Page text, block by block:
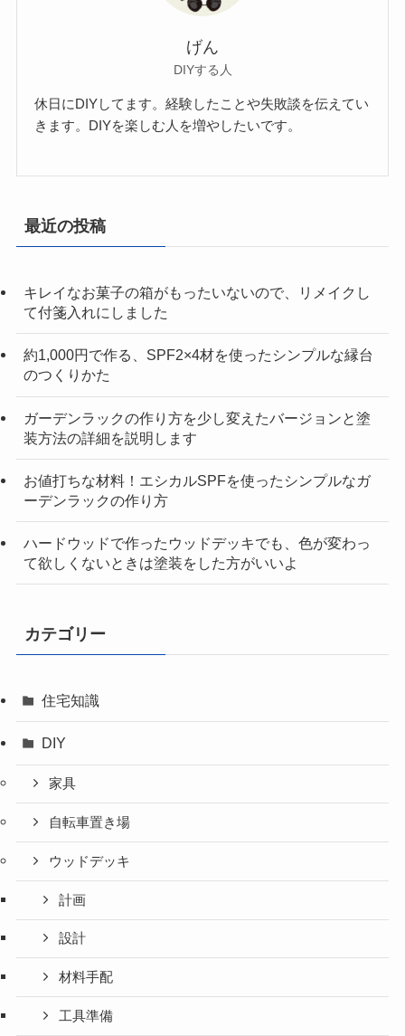
げん
DIYする人
休日にDIYしてます。経験したことや失敗談を伝えてい
きます。DIYを楽しむ人を増やしたいです。
最近の投稿
キレイなお菓子の箱がもったいないので、リメイクし
て付箋入れにしました
約1,000円で作る、SPF2×4材を使ったシンプルな縁台
のつくりかた
ガーデンラックの作り方を少し変えたバージョンと塗
装方法の詳細を説明します
お値打ちな材料！エシカルSPFを使ったシンプルなガ
ーデンラックの作り方
ハードウッドで作ったウッドデッキでも、色が変わっ
て欲しくないときは塗装をした方がいいよ
カテゴリー
住宅知識
DIY
家具
自転車置き場
ウッドデッキ
計画
設計
材料手配
工具準備